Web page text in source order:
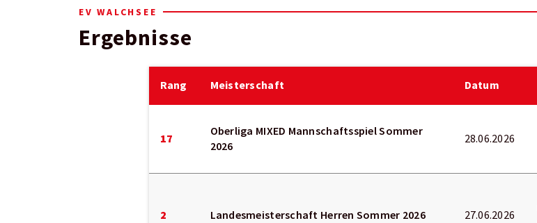
EV WALCHSEE
Ergebnisse
Rang Meisterschaft Datum
17
Oberliga MIXED Mannschaftsspiel Sommer
2026
28.06.2026
2 Landesmeisterschaft Herren Sommer 2026 27.06.2026